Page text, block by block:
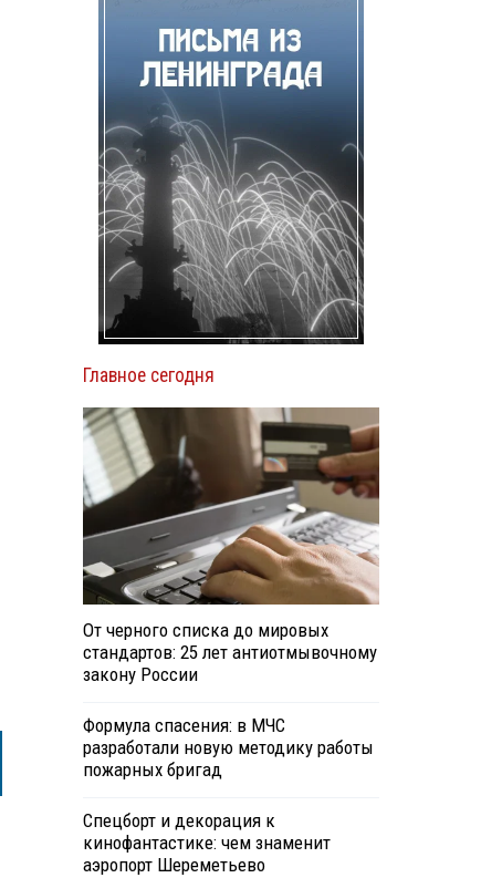
Главное сегодня
От черного списка до мировых
стандартов: 25 лет антиотмывочному
закону России
Формула спасения: в МЧС
разработали новую методику работы
пожарных бригад
Спецборт и декорация к
кинофантастике: чем знаменит
аэропорт Шереметьево